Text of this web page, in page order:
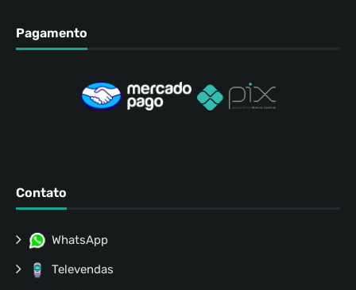
Pagamento
Contato
WhatsApp
Televendas